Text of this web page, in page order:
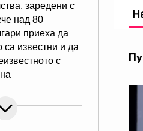
заредени с
над 80
приеха да
са известни и да
с
Гледайте "С
възможно" -